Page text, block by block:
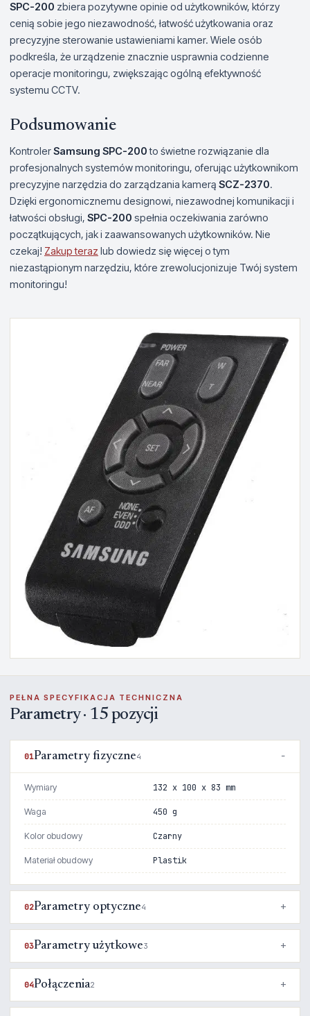
SPC-200 zbiera pozytywne opinie od użytkowników, którzy
cenią sobie jego niezawodność, łatwość użytkowania oraz
precyzyjne sterowanie ustawieniami kamer. Wiele osób
podkreśla, że urządzenie znacznie usprawnia codzienne
operacje monitoringu, zwiększając ogólną efektywność
systemu CCTV.
Podsumowanie
KontrolerSamsung SPC-200to świetne rozwiązanie dla
profesjonalnych systemów monitoringu, oferując użytkownikom
precyzyjne narzędzia do zarządzania kamerą SCZ-2370.
Dzięki ergonomicznemu designowi, niezawodnej komunikacji i
łatwości obsługi, SPC-200 spełnia oczekiwania zarówno
początkujących, jak i zaawansowanych użytkowników. Nie
czekaj! Zakup teraz lub dowiedz się więcej o tym
niezastąpionym narzędziu, które zrewolucjonizuje Twój system
monitoringu!
PEŁNA SPECYFIKACJA TECHNICZNA
Parametry · 15 pozycji
01Parametry fizyczne4
Wymiary 132 x 100 x 83 mm
Waga 450 g
Kolor obudowy Czarny
Materiał obudowy Plastik
02Parametry optyczne4
03Parametry użytkowe3
04Połączenia2